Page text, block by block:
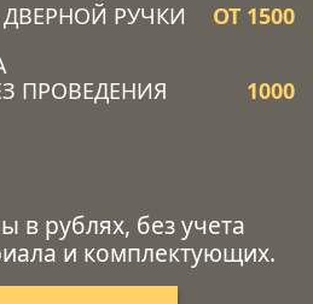
РУЧКИ
ОТ 1500
ПРОВЕДЕНИЯ
1000
в рублях, без учета
и комплектующих.